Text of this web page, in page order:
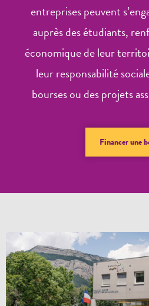
entreprises peuvent
auprès des étudiants,
économique de leur
leur responsabilité
bourses ou des projets
Financer une